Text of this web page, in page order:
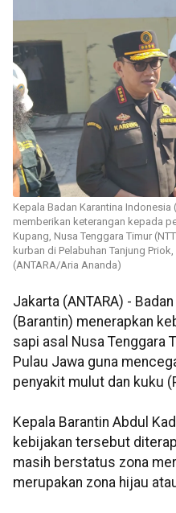
Kepala Badan Karantina
memberikan keterangan kepada
Kupang, Nusa Tenggara Timur
kurban di Pelabuhan Tanjung
(ANTARA/Aria Ananda)
Jakarta (ANTARA) -
(Barantin) menerapkan
sapi asal Nusa Tenggara
Pulau Jawa guna
penyakit mulut dan kuku
Kepala Barantin Abdul
kebijakan tersebut
masih berstatus zona
merupakan zona hijau